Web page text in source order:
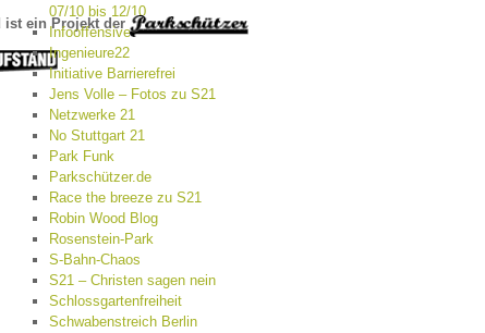
07/10 bis 12/10
Infooffensive
Ingenieure22
Initiative Barrierefrei
Jens Volle – Fotos zu S21
Netzwerke 21
No Stuttgart 21
Park Funk
Parkschützer.de
Race the breeze zu S21
Robin Wood Blog
Rosenstein-Park
S-Bahn-Chaos
S21 – Christen sagen nein
Schlossgartenfreiheit
Schwabenstreich Berlin
ist ein Projekt der